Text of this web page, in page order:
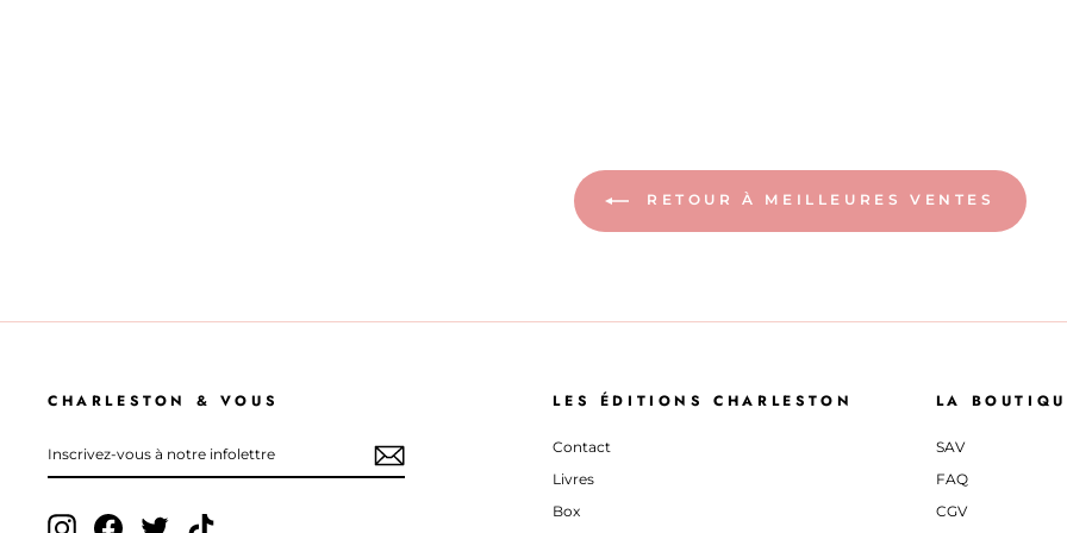
RETOUR À MEILLEURES VENTES
CHARLESTON & VOUS
VOUS
InstagramFacebookTwitter
LES ÉDITIONS CHARLESTON
Contact
Livres
Box
LA
SAV
FAQ
CGV